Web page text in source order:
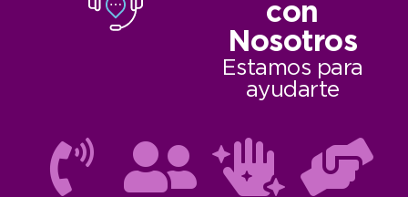
con
Nosotros
Estamos para
ayudarte